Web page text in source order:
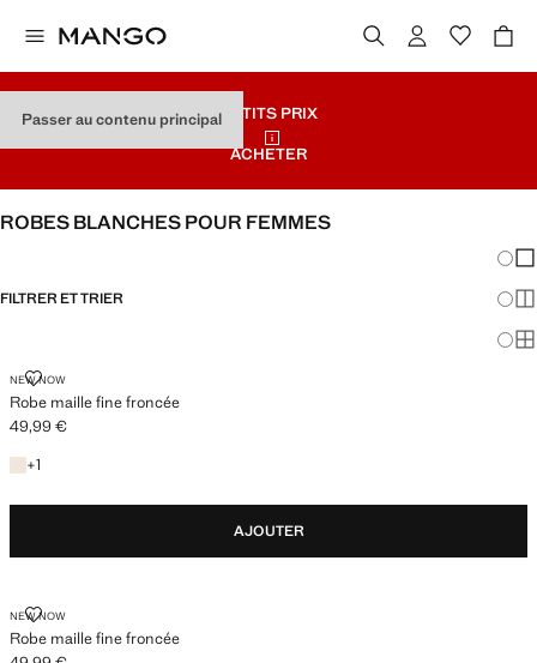
Passer au contenu principalPETITS PRIX
ACHETER
ROBES BLANCHES POUR FEMMES
FILTRER ET TRIER
NEW NOW
Robe maille fine froncée
ROBE MAILLE FINE FRONCÉE
Prix actuel [49,99 € ]
49,99 €
+1
+1 couleur
AJOUTER
NEW NOW
Robe maille fine froncée
ROBE MAILLE FINE FRONCÉE